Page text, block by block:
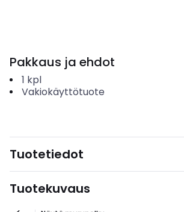
Pakkaus ja ehdot
1 kpl
Vakiokäyttötuote
Tuotetiedot
Tuotekuvaus